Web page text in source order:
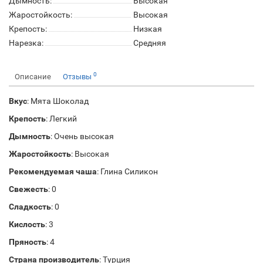
Жаростойкость:
Высокая
Крепость:
Низкая
Нарезка:
Средняя
Описание Отзывы 0
Вкус: Мята Шоколад
Крепость: Легкий
Дымность: Очень высокая
Жаростойкость: Высокая
Рекомендуемая чаша: Глина Силикон
Свежесть: 0
Сладкость: 0
Кислость: 3
Пряность: 4
Страна производитель: Турция